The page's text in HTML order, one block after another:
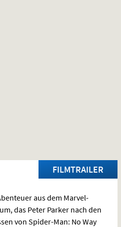
FILMTRAILER
aus dem Marvel-
das Peter Parker nach den
von Spider-Man: No Way